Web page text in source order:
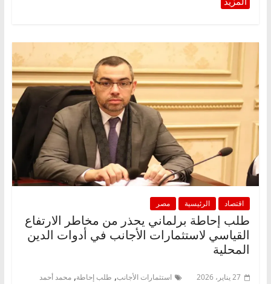
اقتصاد الرئيسية مصر
طلب إحاطة برلماني يحذر من مخاطر الارتفاع
القياسي لاستثمارات الأجانب في أدوات الدين
المحلية
27 يناير، 2026 استثمارات الأجانب, طلب إحاطة, محمد أحمد